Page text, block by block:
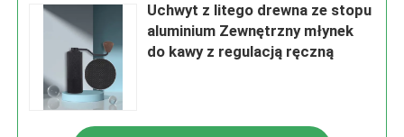
Uchwyt z litego drewna ze stopu
aluminium Zewnętrzny młynek
do kawy z regulacją ręczną